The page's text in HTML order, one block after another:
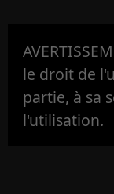
le droit de
partie, à sa
l'utilisation.